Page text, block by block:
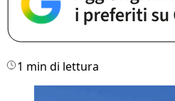
1 min di lettura